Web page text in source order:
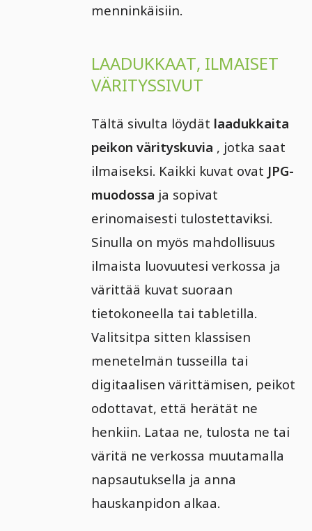
menninkäisiin.
LAADUKKAAT, ILMAISET
VÄRITYSSIVUT
Tältä sivulta löydät laadukkaita
peikon värityskuvia , jotka saat
ilmaiseksi. Kaikki kuvat ovat JPG-
muodossa ja sopivat
erinomaisesti tulostettaviksi.
Sinulla on myös mahdollisuus
ilmaista luovuutesi verkossa ja
värittää kuvat suoraan
tietokoneella tai tabletilla.
Valitsitpa sitten klassisen
menetelmän tusseilla tai
digitaalisen värittämisen, peikot
odottavat, että herätät ne
henkiin. Lataa ne, tulosta ne tai
väritä ne verkossa muutamalla
napsautuksella ja anna
hauskanpidon alkaa.